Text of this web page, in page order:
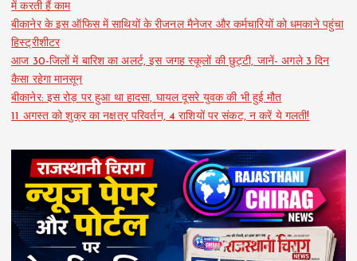
में करती हैं काम
बीकानेर के इस ऑफिस में साथियों के रीजनल मैनेजर और कर्मचारियों को धमकाने पहुंचा
हिस्ट्रीशीटर
आज 30-जिलों में बारिश का अलर्ट, इस जगह स्कूलों की छुट्टी, जानें- अगले 3 दिन
कैसा रहेगा मानसून
बीकानेर: इस रोड़ पर हुआ था हादसा, घायल दूसरे युवक की भी हुई मौत
11 अगस्त को शुक्र का नक्षत्र परिवर्तन, 4 राशियों पर संकट, न करें ये गलती!